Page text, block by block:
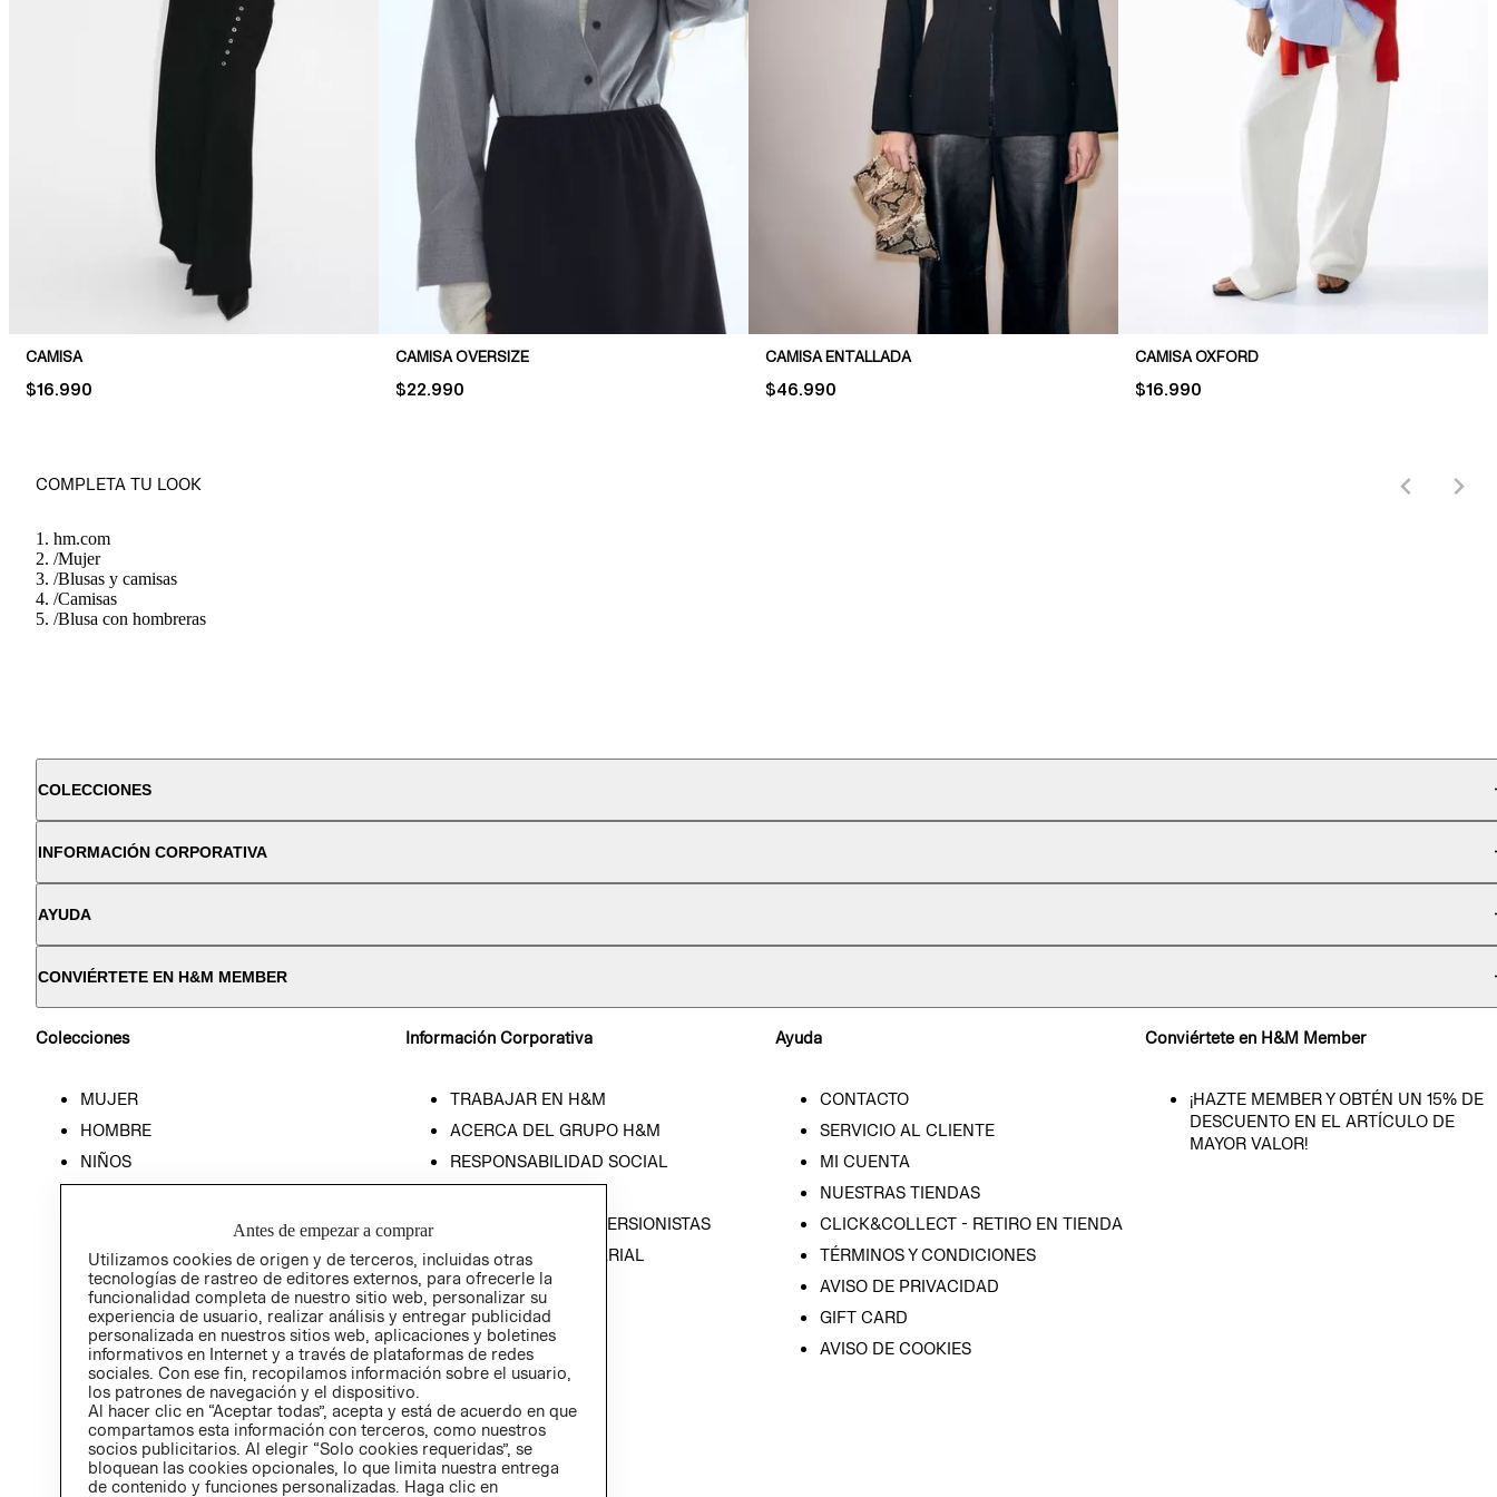
CAMISA
PRICE:
$16.990
CAMISA OVERSIZE
PRICE:
$22.990
CAMISA ENTALLADA
PRICE:
$46.990
CAMISA OXFORD
PRICE:
$16.990
COMPLETA TU LOOK
hm.com
/Mujer
/Blusas y camisas
/Camisas
/Blusa con hombreras
COLECCIONES
INFORMACIÓN CORPORATIVA
AYUDA
CONVIÉRTETE EN H&M MEMBER
Colecciones
MUJER
HOMBRE
NIÑOS
Información Corporativa
TRABAJAR EN H&M
ACERCA DEL GRUPO H&M
RESPONSABILIDAD SOCIAL
RELACIÓN CON INVERSIONISTAS
POLÍTICA EMPRESARIAL
Ayuda
CONTACTO
SERVICIO AL CLIENTE
MI CUENTA
NUESTRAS TIENDAS
CLICK&COLLECT - RETIRO EN TIENDA
TÉRMINOS Y CONDICIONES
AVISO DE PRIVACIDAD
GIFT CARD
AVISO DE COOKIES
Conviértete en H&M Member
¡HAZTE MEMBER Y OBTÉN UN 15% DE
DESCUENTO EN EL ARTÍCULO DE
MAYOR VALOR!
Antes de empezar a comprar
Utilizamos cookies de origen y de terceros, incluidas otras
tecnologías de rastreo de editores externos, para ofrecerle la
funcionalidad completa de nuestro sitio web, personalizar su
experiencia de usuario, realizar análisis y entregar publicidad
personalizada en nuestros sitios web, aplicaciones y boletines
informativos en Internet y a través de plataformas de redes
sociales. Con ese fin, recopilamos información sobre el usuario,
los patrones de navegación y el dispositivo.
Al hacer clic en “Aceptar todas”, acepta y está de acuerdo en que
compartamos esta información con terceros, como nuestros
socios publicitarios. Al elegir “Solo cookies requeridas”, se
bloquean las cookies opcionales, lo que limita nuestra entrega
de contenido y funciones personalizadas. Haga clic en